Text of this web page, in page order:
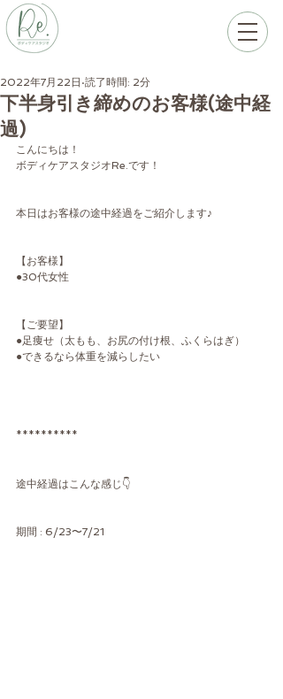
下半身引き締めのお客様(途中経
過)
2022年7月22日 読了時間: 2分
こんにちは！
ボディケアスタジオRe.です！
本日はお客様の途中経過をご紹介します♪
【お客様】
●30代女性
【ご要望】
●足痩せ（太もも、お尻の付け根、ふくらはぎ）
●できるなら体重を減らしたい
**********
途中経過はこんな感じ👇
期間 : 6/23〜7/21